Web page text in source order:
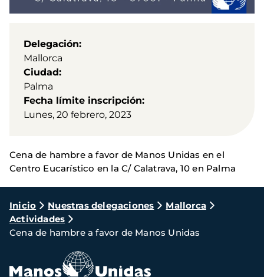
Delegación
Mallorca
Ciudad
Palma
Fecha límite inscripción
Lunes, 20 febrero, 2023
Cena de hambre a favor de Manos Unidas en el
Centro Eucarístico en la C/ Calatrava, 10 en Palma
Ruta
de
navegación
Inicio Nuestras delegaciones
Mallorca
Actividades
Cena de hambre a favor de Manos Unidas